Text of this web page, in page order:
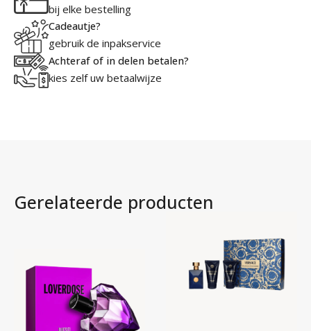
bij elke bestelling
Cadeautje?
gebruik de inpakservice
Achteraf of in delen betalen?
kies zelf uw betaalwijze
Gerelateerde producten